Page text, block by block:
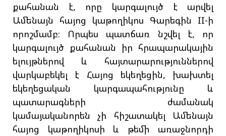
քահանան է, որը կարգալույծ է արվել
Ամենայն հայոց կաթողիկոս Գարեգին II-ի
որոշմամբ։ Որպես պատճառ նշվել է, որ
կարգալույծ քահանան իր հրապարակային
ելույթներով և հայտարարություններով
վարկաբեկել է Հայոց եկեղեցին, խախտել
եկեղեցական կարգապահությունը և
պատարագների ժամանակ
կամայականորեն չի հիշատակել Ամենայն
հայոց կաթողիկոսի և թեմի առաջնորդի